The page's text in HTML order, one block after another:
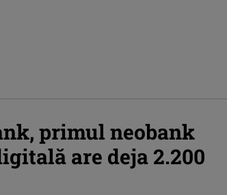
primul neobank
are deja 2.200